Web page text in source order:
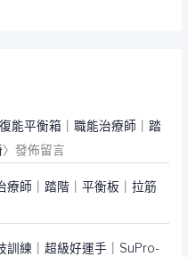
復能平衡箱｜職能治療師｜踏
〉發佈留言
療師｜踏階｜平衡板｜拉筋
訓練｜超級好運手｜SuPro-